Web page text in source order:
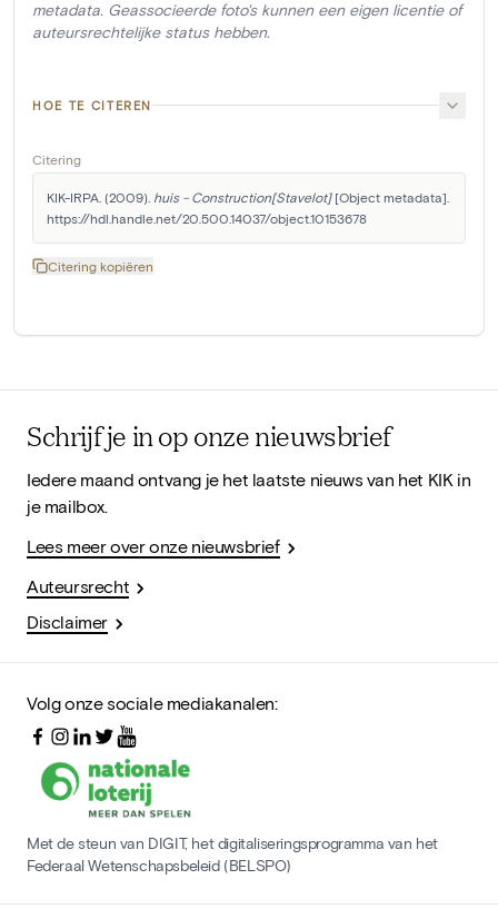
metadata. Geassocieerde foto's kunnen een eigen licentie of
auteursrechtelijke status hebben.
HOE TE CITEREN
Citering
KIK-IRPA. (2009). huis - Construction[Stavelot] [Object metadata].
https://hdl.handle.net/20.500.14037/object.10153678
Citering kopiëren
Schrijf je in op onze nieuwsbrief
Iedere maand ontvang je het laatste nieuws van het KIK in
je mailbox.
Lees meer over onze nieuwsbrief
Auteursrecht
Disclaimer
Volg onze sociale mediakanalen:
Met de steun van DIGIT, het digitaliseringsprogramma van het
Federaal Wetenschapsbeleid (BELSPO)